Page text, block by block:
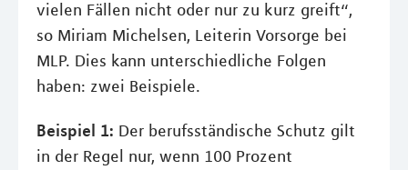
vielen Fällen nicht oder nur zu kurz greift“,
so Miriam Michelsen, Leiterin Vorsorge bei
MLP. Dies kann unterschiedliche Folgen
haben: zwei Beispiele.
Beispiel 1: Der berufsständische Schutz gilt
in der Regel nur, wenn 100 Prozent